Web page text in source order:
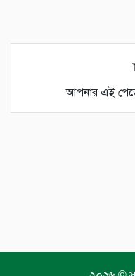
আপনার এই